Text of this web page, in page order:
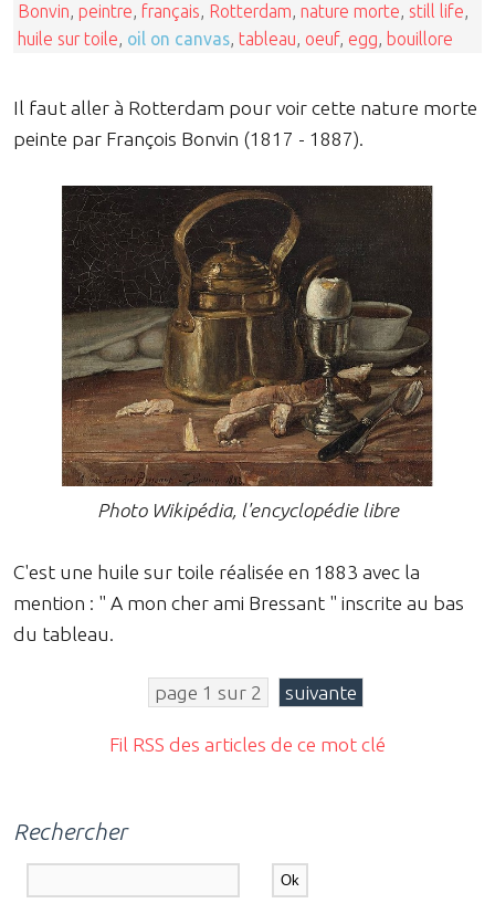
Bonvin, peintre, français, Rotterdam, nature morte, still life,
huile sur toile, oil on canvas, tableau, oeuf, egg, bouillore
Il faut aller à Rotterdam pour voir cette nature morte
peinte par François Bonvin (1817 - 1887).
Photo Wikipédia, l'encyclopédie libre
C'est une huile sur toile réalisée en 1883 avec la
mention : " A mon cher ami Bressant " inscrite au bas
du tableau.
page 1 sur 2 suivante
Fil RSS des articles de ce mot clé
Rechercher